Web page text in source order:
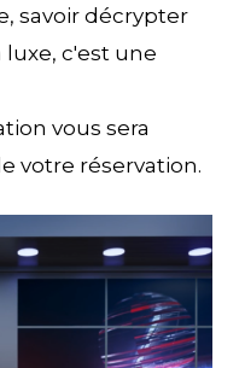
savoir décrypter
c'est une
vous sera
votre réservation.